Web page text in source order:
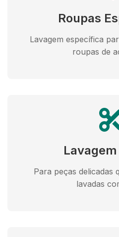
Roupas
Lavagem específica
roupas de
Para peças delicadas
lavadas